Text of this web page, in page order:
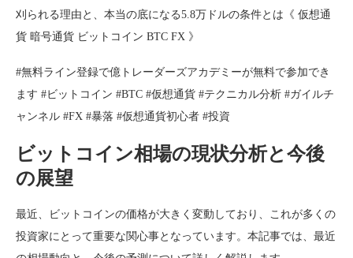
刈られる理由と、本当の底になる5.8万ドルの条件とは《 仮想通
貨 暗号通貨 ビットコイン BTC FX 》
#無料ライン登録で億トレーダーズアカデミーが無料で参加でき
ます #ビットコイン #BTC #仮想通貨 #テクニカル分析 #ガイルチ
ャンネル #FX #暴落 #仮想通貨初心者 #投資
ビットコイン相場の現状分析と今後
の展望
最近、ビットコインの価格が大きく変動しており、これが多くの
投資家にとって重要な関心事となっています。本記事では、最近